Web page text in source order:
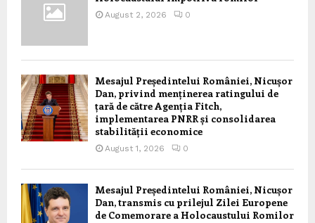
August 2, 2026 0
Mesajul Președintelui României, Nicușor
Dan, privind menținerea ratingului de
țară de către Agenția Fitch,
implementarea PNRR și consolidarea
stabilității economice
August 1, 2026 0
Mesajul Președintelui României, Nicușor
Dan, transmis cu prilejul Zilei Europene
de Comemorare a Holocaustului Romilor